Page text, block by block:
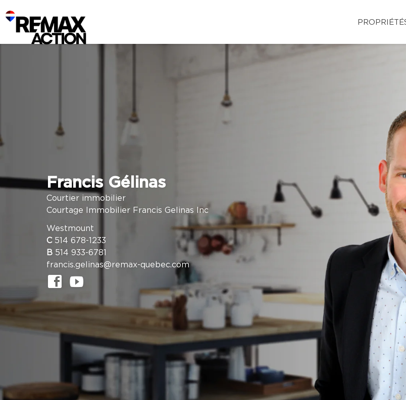
Francis Gélinas
Courtier immobilier
Courtage Immobilier Francis Gelinas Inc
Westmount
C 514 678-1233
B 514 933-6781
francis.gelinas@remax-quebec.com